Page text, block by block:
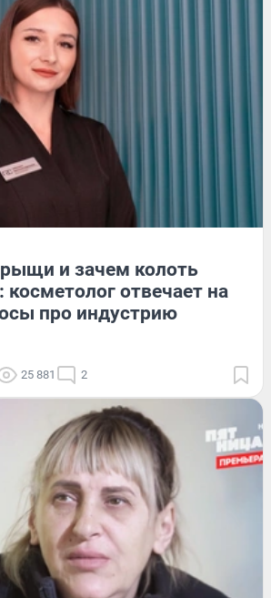
и зачем колоть
косметолог отвечает на
про индустрию
25 881 2